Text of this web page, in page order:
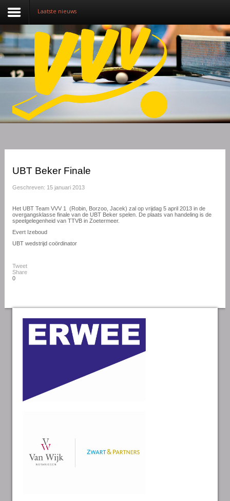
Nieuws
Over VVV
Lidmaatschap
Competitie
Sponsoring
Media
English
Laatste nieuws
UBT Beker Finale
Geschreven: 15 januari 2013
Het UBT Team VVV 1 (Robin, Borzoo, Jacek) zal op vrijdag 5 april 2013 in de
overgangsklasse finale van de UBT Beker spelen. De plaats van handeling is de
speelgelegenheid van TTVB in Zoetermeer.
Evert Izeboud
UBT wedstrijd coördinator
Tweet
Share
0